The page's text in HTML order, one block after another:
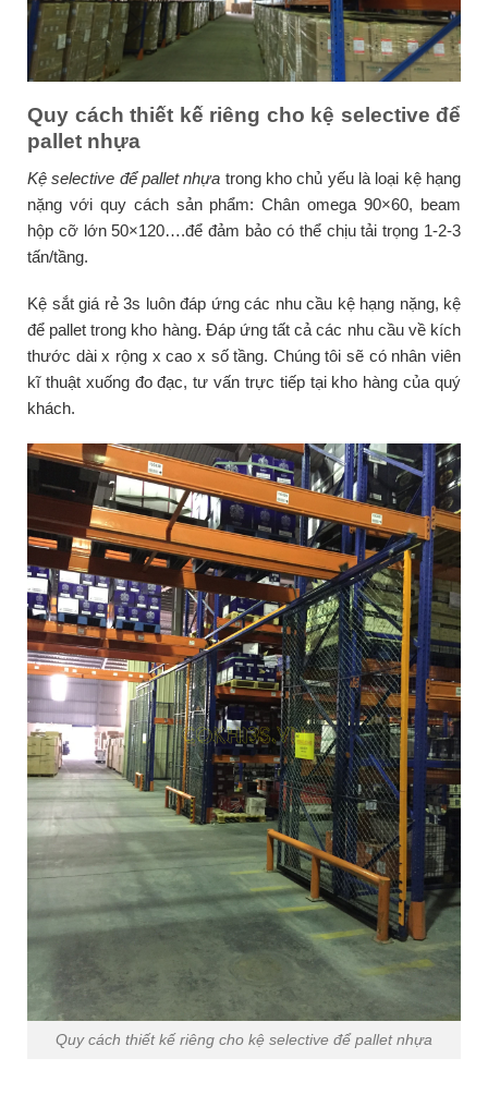
Quy cách thiết kế riêng cho kệ selective để
pallet nhựa
Kệ selective để pallet nhựa trong kho chủ yếu là loại kệ hạng
nặng với quy cách sản phẩm: Chân omega 90×60, beam
hộp cỡ lớn 50×120….để đảm bảo có thể chịu tải trọng 1-2-3
tấn/tầng.
Kệ sắt giá rẻ 3s luôn đáp ứng các nhu cầu kệ hạng nặng, kệ
để pallet trong kho hàng. Đáp ứng tất cả các nhu cầu về kích
thước dài x rộng x cao x số tầng. Chúng tôi sẽ có nhân viên
kĩ thuật xuống đo đạc, tư vấn trực tiếp tại kho hàng của quý
khách.
Quy cách thiết kế riêng cho kệ selective để pallet nhựa